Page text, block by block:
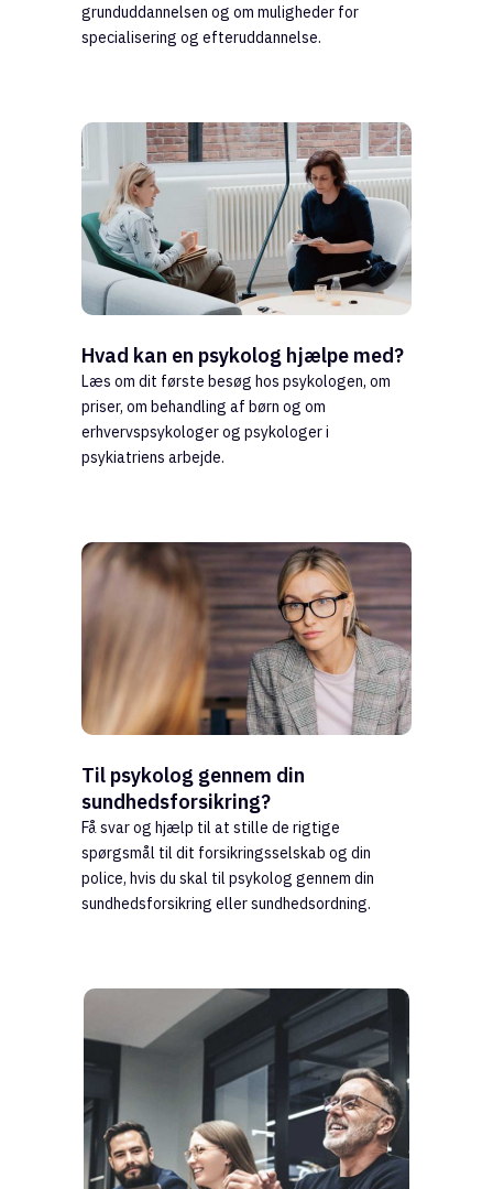
grunduddannelsen og om muligheder for
specialisering og efteruddannelse.
Hvad kan en psykolog hjælpe med?
Læs om dit første besøg hos psykologen, om
priser, om behandling af børn og om
erhvervspsykologer og psykologer i
psykiatriens arbejde.
Til psykolog gennem din
sundhedsforsikring?
Få svar og hjælp til at stille de rigtige
spørgsmål til dit forsikringsselskab og din
police, hvis du skal til psykolog gennem din
sundhedsforsikring eller sundhedsordning.